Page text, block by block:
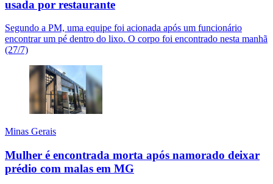
usada por restaurante
Segundo a PM, uma equipe foi acionada após um funcionário
encontrar um pé dentro do lixo. O corpo foi encontrado nesta manhã
(27/7)
Minas Gerais
Mulher é encontrada morta após namorado deixar
prédio com malas em MG